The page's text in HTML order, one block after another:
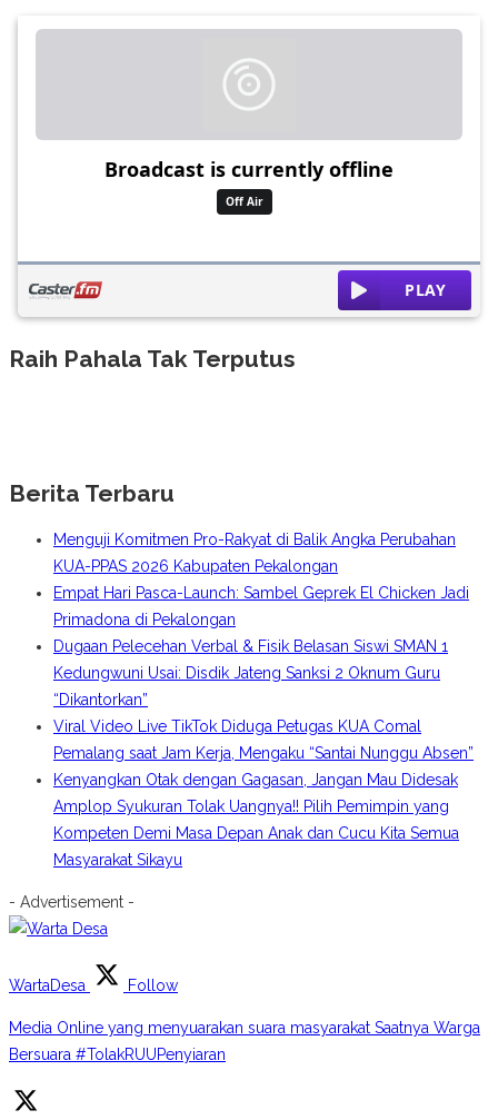
Raih Pahala Tak Terputus
Berita Terbaru
Menguji Komitmen Pro-Rakyat di Balik Angka Perubahan
KUA-PPAS 2026 Kabupaten Pekalongan
Empat Hari Pasca-Launch: Sambel Geprek El Chicken Jadi
Primadona di Pekalongan
Dugaan Pelecehan Verbal & Fisik Belasan Siswi SMAN 1
Kedungwuni Usai: Disdik Jateng Sanksi 2 Oknum Guru
“Dikantorkan”
Viral Video Live TikTok Diduga Petugas KUA Comal
Pemalang saat Jam Kerja, Mengaku “Santai Nunggu Absen”
Kenyangkan Otak dengan Gagasan, Jangan Mau Didesak
Amplop Syukuran Tolak Uangnya!! Pilih Pemimpin yang
Kompeten Demi Masa Depan Anak dan Cucu Kita Semua
Masyarakat Sikayu
- Advertisement -
WartaDesa Follow
Media Online yang menyuarakan suara masyarakat Saatnya Warga
Bersuara #TolakRUUPenyiaran